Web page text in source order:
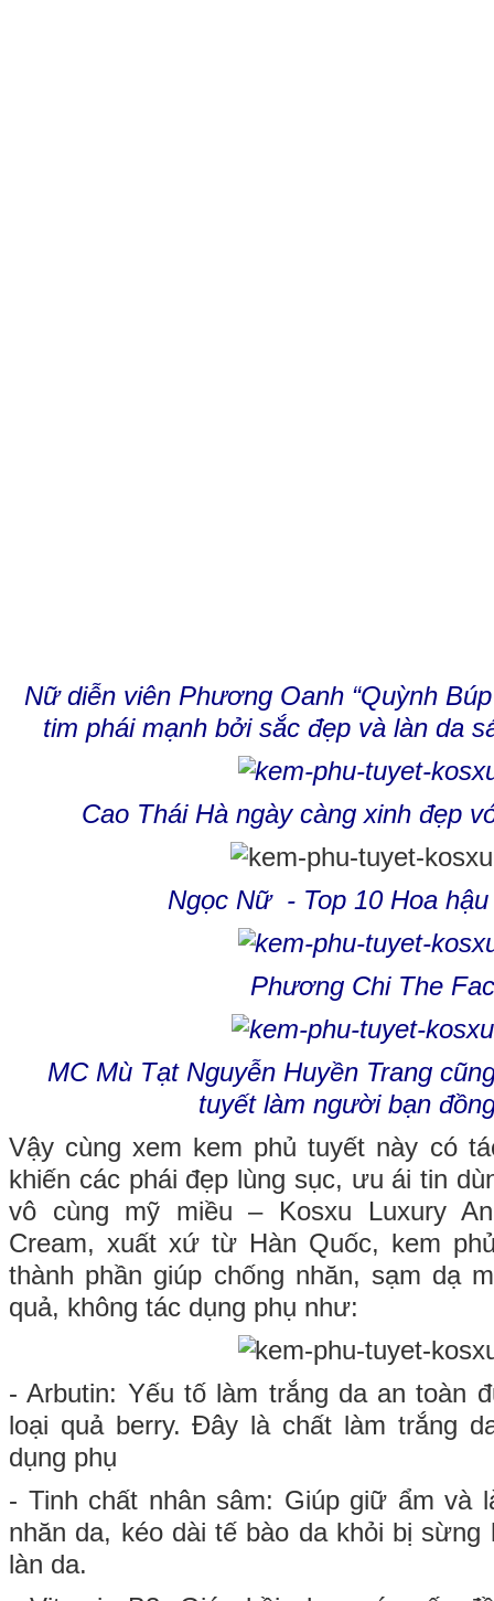
Nữ diễn viên Phương Oanh “Quỳnh
tim phái mạnh bởi sắc đẹp và làn da
Cao Thái Hà ngày càng xinh đẹp
Ngọc Nữ - Top 10 Hoa
Phương Chi The
MC Mù Tạt Nguyễn Huyền Trang
tuyết làm người bạn
Vậy cùng xem kem phủ tuyết này có
khiến các phái đẹp lùng sục, ưu ái tin
vô cùng mỹ miều – Kosxu Luxury
Cream, xuất xứ từ Hàn Quốc, kem
thành phần giúp chống nhăn, sạm dạ
quả, không tác dụng phụ như:
- Arbutin: Yếu tố làm trắng da an toàn
loại quả berry. Đây là chất làm trắng
dụng phụ
- Tinh chất nhân sâm: Giúp giữ ẩm và
nhăn da, kéo dài tế bào da khỏi bị sừng
làn da.